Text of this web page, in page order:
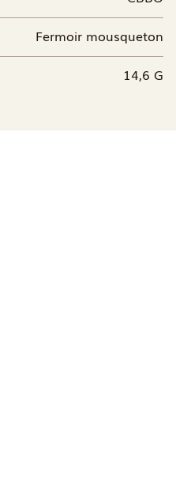
Fermoir mousqueton
14,6 G